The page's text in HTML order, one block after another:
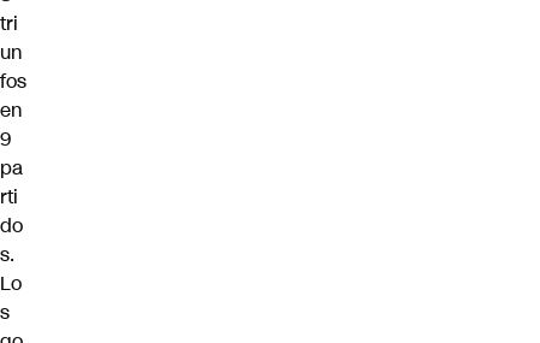
tri
un
fos
en
9
pa
rti
do
s.
Lo
s